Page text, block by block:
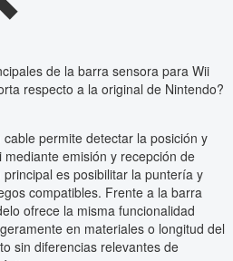
de la barra sensora para Wii
respecto a la original de Nintendo?
permite detectar la posición y
emisión y recepción de
es posibilitar la puntería y
compatibles. Frente a la barra
ofrece la misma funcionalidad
en materiales o longitud del
sin diferencias relevantes de